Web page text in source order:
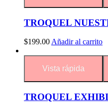
TROQUEL
$199.00 Añadir al carrito
Vista rápida
TROQUEL